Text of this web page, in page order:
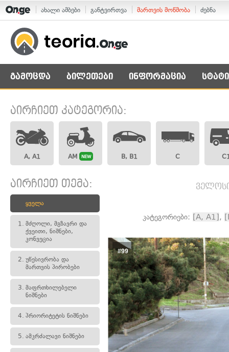
ახალი ამბები განტვირთვა მართვის მოწმობა ძებნა
გამოცდა ბილეთები ინფორმაცია
აირჩიეთ კატეგორია:
A, A1 AM NEW B, B1 C
აირჩიეთ თემა:
ყველა
1. მძღოლი, მგზავრი და
ქვეითი, ნიშნები,
კონვეცია
2. უწესივრობა და
მართვის პირობები
3. მაფრთხილებელი
ნიშნები
4. პრიორიტეტის ნიშნები
5. ამკრძალავი ნიშნები
კატეგორიები: [A, A1],
#99